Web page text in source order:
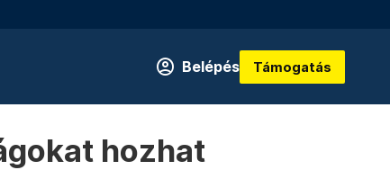
Belépés Támogatás
hozhat